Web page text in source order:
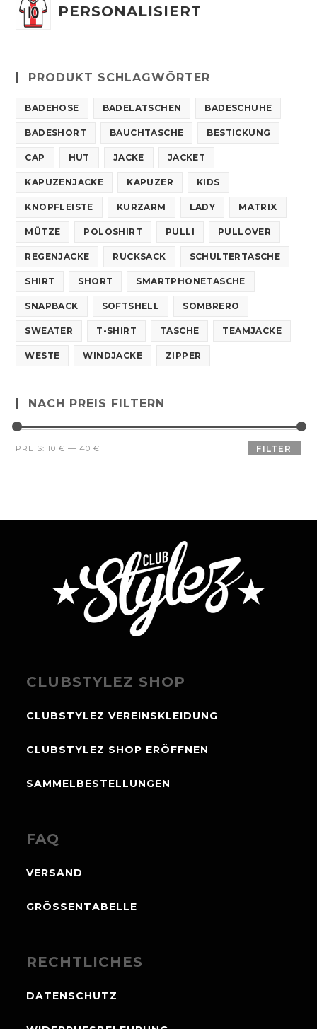
PERSONALISIERT
PRODUKT SCHLAGWÖRTER
BADEHOSE BADELATSCHEN BADESCHUHE
BADESHORT BAUCHTASCHE BESTICKUNG
CAP HUT JACKE JACKET
KAPUZENJACKE KAPUZER KIDS
KNOPFLEISTE KURZARM LADY MATRIX
MÜTZE POLOSHIRT PULLI PULLOVER
REGENJACKE RUCKSACK SCHULTERTASCHE
SHIRT SHORT SMARTPHONETASCHE
SNAPBACK SOFTSHELL SOMBRERO
SWEATER T-SHIRT TASCHE TEAMJACKE
WESTE WINDJACKE ZIPPER
NACH PREIS FILTERN
FILTER
PREIS:10 € —40 €
CLUBSTYLEZ SHOP
CLUBSTYLEZ VEREINSKLEIDUNG
CLUBSTYLEZ SHOP ERÖFFNEN
SAMMELBESTELLUNGEN
FAQ
VERSAND
GRÖSSENTABELLE
RECHTLICHES
DATENSCHUTZ